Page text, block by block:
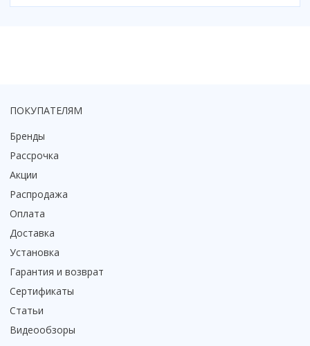
ПОКУПАТЕЛЯМ
Бренды
Рассрочка
Акции
Распродажа
Оплата
Доставка
Установка
Гарантия и возврат
Сертификаты
Статьи
Видеообзоры